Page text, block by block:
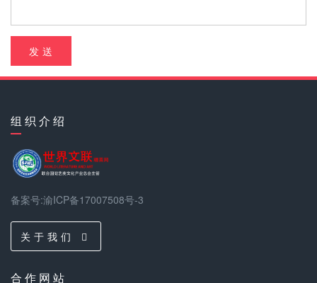
发 送
组 织 介 绍
备案号:渝ICP备17007508号-3
关 于 我 们
合 作 网 站